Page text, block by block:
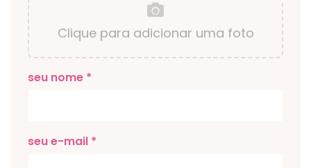
Clique para adicionar uma foto
seu nome *
seu e-mail *